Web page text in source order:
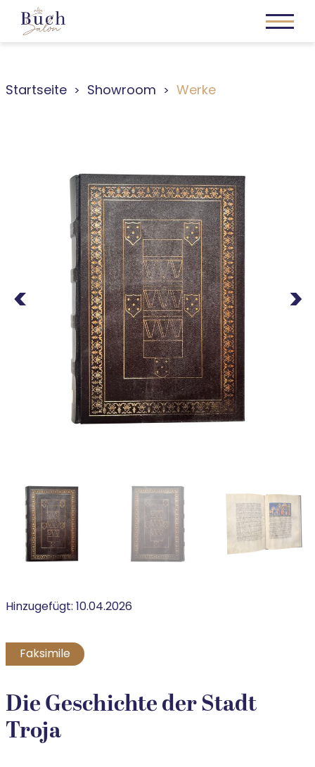
Startseite Showroom Werke
Next
Hinzugefügt:10.04.2026
Faksimile
Die Geschichte der Stadt
Troja